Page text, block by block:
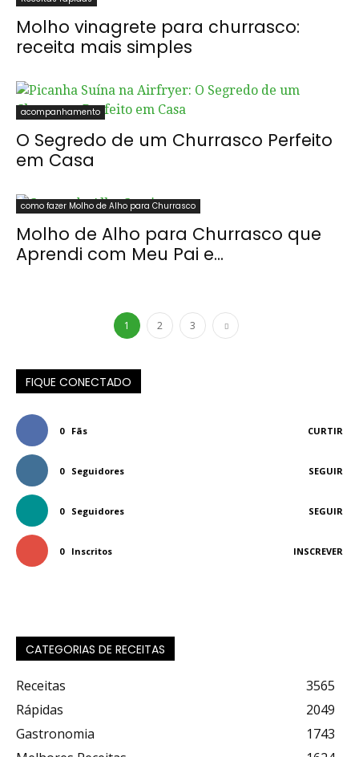
Molho vinagrete para churrasco:
receita mais simples
acompanhamento
O Segredo de um Churrasco Perfeito
em Casa
como fazer Molho de Alho para Churrasco
Molho de Alho para Churrasco que
Aprendi com Meu Pai e...
1 2 3
FIQUE CONECTADO
0 Fãs CURTIR
0 Seguidores SEGUIR
0 Seguidores SEGUIR
0 Inscritos INSCREVER
CATEGORIAS DE RECEITAS
Receitas
3565
Rápidas
2049
Gastronomia
1743